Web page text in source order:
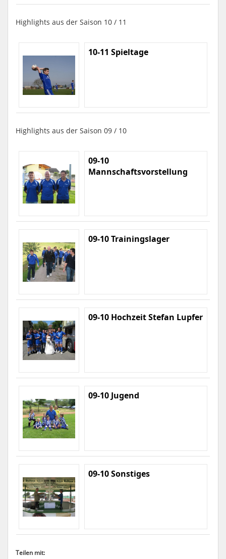
Highlights aus der Saison 10 / 11
10-11 Spieltage
Highlights aus der Saison 09 / 10
09-10
Mannschaftsvorstellung
09-10 Trainingslager
09-10 Hochzeit Stefan Lupfer
09-10 Jugend
09-10 Sonstiges
Teilen mit: